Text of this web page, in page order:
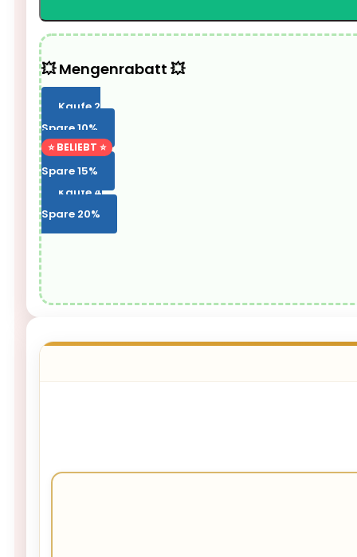
💥 Mengenrabatt 💥
Kaufe 2
Spare 10%
⭐ BELIEBT ⭐
Kaufe 3
Spare 15%
Kaufe 4
Spare 20%